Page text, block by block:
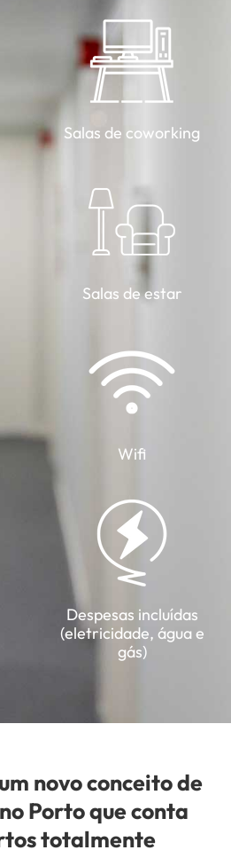
Salas de coworking
Salas de estar
Wifi
Despesas incluídas
(eletricidade, água e
gás)
novo conceito de
Porto que conta
totalmente